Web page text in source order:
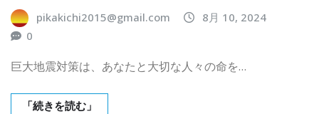
pikakichi2015@gmail.com
8月 10, 2024
0
巨大地震対策は、あなたと大切な人々の命を…
「続きを読む」